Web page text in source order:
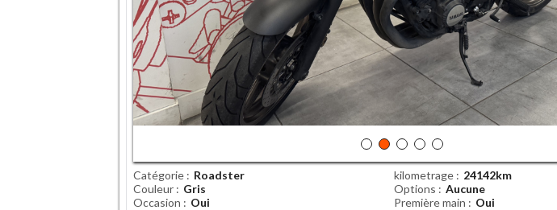
Catégorie Roadster kilometrage
24142km
Couleur
Gris Options
Aucune
Occasion
Oui Première main
Oui